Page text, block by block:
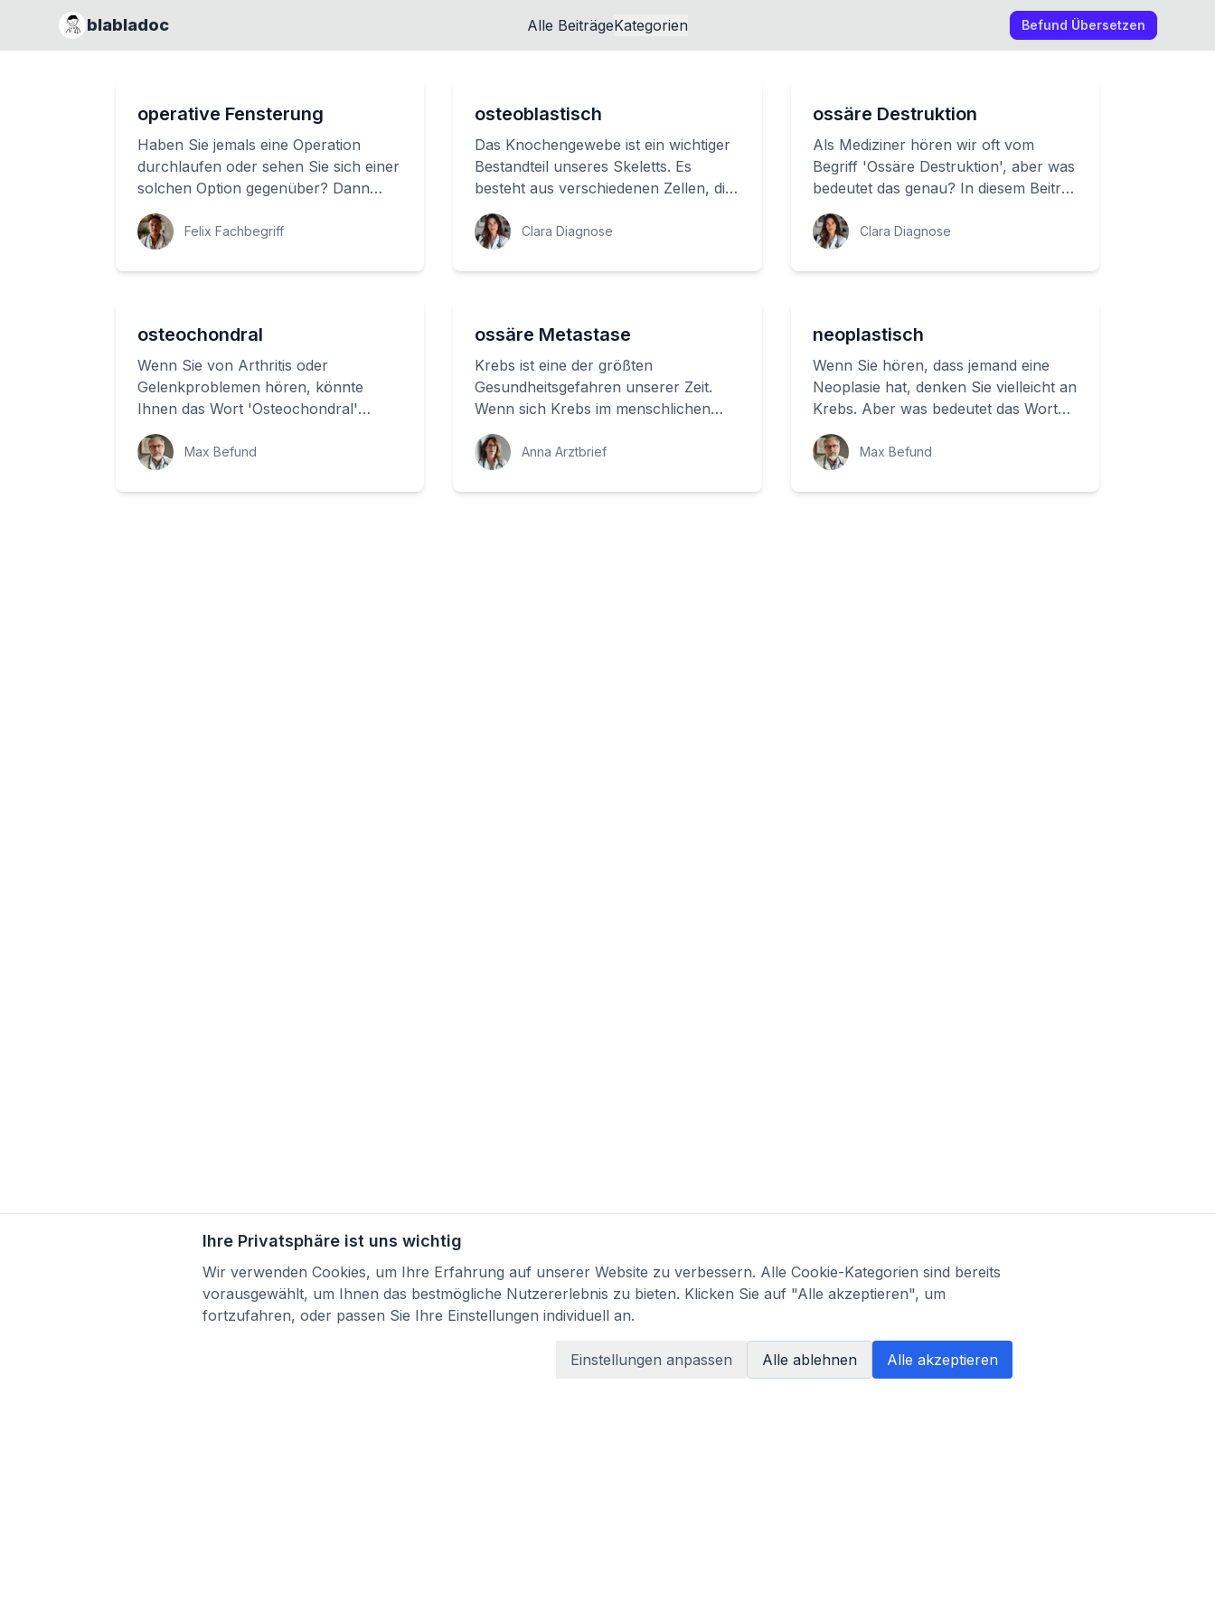
blabladoc Alle BeiträgeKategorien Befund Übersetzen
operative Fensterung
Haben Sie jemals eine Operation
durchlaufen oder sehen Sie sich einer
solchen Option gegenüber? Dann
vielleicht interessiert Sie, was
'operative Fenst...
Felix Fachbegriff
osteoblastisch
Das Knochengewebe ist ein wichtiger
Bestandteil unseres Skeletts. Es
besteht aus verschiedenen Zellen, die
sich ständig aufbauen und abbauen.
Im Folge...Clara Diagnose
ossäre Destruktion
Als Mediziner hören wir oft vom
Begriff 'Ossäre Destruktion', aber was
bedeutet das genau? In diesem Beitrag
möchten wir Ihnen erklären, was
Ossäre De...Clara Diagnose
osteochondral
Wenn Sie von Arthritis oder
Gelenkproblemen hören, könnte
Ihnen das Wort 'Osteochondral'
begegnet sein. Aber was bedeutet es
wirklich? Im Folgenden we...
Max Befund
ossäre Metastase
Krebs ist eine der größten
Gesundheitsgefahren unserer Zeit.
Wenn sich Krebs im menschlichen
Körper ausbreitet, kann es passieren,
dass die Krebszelle...
Anna Arztbrief
neoplastisch
Wenn Sie hören, dass jemand eine
Neoplasie hat, denken Sie vielleicht an
Krebs. Aber was bedeutet das Wort
Neoplasie wirklich? In diesem
Blogbeitrag w...
Max Befund
Ihre Privatsphäre ist uns wichtig
Wir verwenden Cookies, um Ihre Erfahrung auf unserer Website zu verbessern. Alle Cookie-Kategorien sind bereits
vorausgewählt, um Ihnen das bestmögliche Nutzererlebnis zu bieten. Klicken Sie auf "Alle akzeptieren", um
fortzufahren, oder passen Sie Ihre Einstellungen individuell an.
Einstellungen anpassen Alle ablehnen Alle akzeptieren